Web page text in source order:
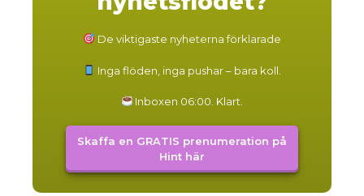
De viktigaste nyheterna förklarade
Inga flöden, inga pushar – bara koll.
Inboxen 06:00. Klart.
Skaffa en GRATIS prenumeration på
Hint här